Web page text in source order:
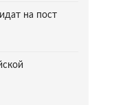
на пост